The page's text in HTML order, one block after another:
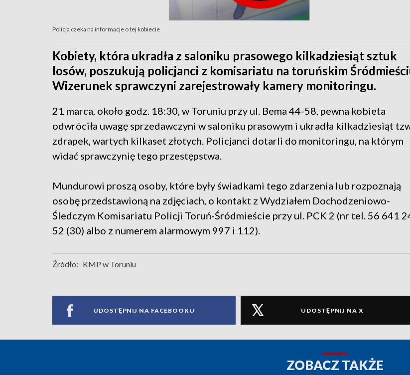
Policja czeka na informacje o tej kobiecie
Kobiety, która ukradła z saloniku prasowego kilkadziesiąt sztuk
losów, poszukują policjanci z komisariatu na toruńskim
Wizerunek sprawczyni zarejestrowały kamery monitoringu.
21 marca, około godz. 18:30, w Toruniu przy ul. Bema 44-58, pewna kobieta
odwróciła uwagę sprzedawczyni w saloniku prasowym i ukradła kilkadziesiąt
zdrapek, wartych kilkaset złotych. Policjanci dotarli do monitoringu, na którym
widać sprawczynię tego przestępstwa.
Mundurowi proszą osoby, które były świadkami tego zdarzenia lub rozpoznają
osobę przedstawioną na zdjęciach, o kontakt z Wydziałem Dochodzeniowo-
Śledczym Komisariatu Policji Toruń-Śródmieście przy ul. PCK 2 (nr tel. 56 641
52 (30) albo z numerem alarmowym 997 i 112).
Źródło: KMP w Toruniu
UDOSTĘPNIJ NA FACEBOOKU UDOSTĘPNIJ NA X
ZOBACZ TAKŻE